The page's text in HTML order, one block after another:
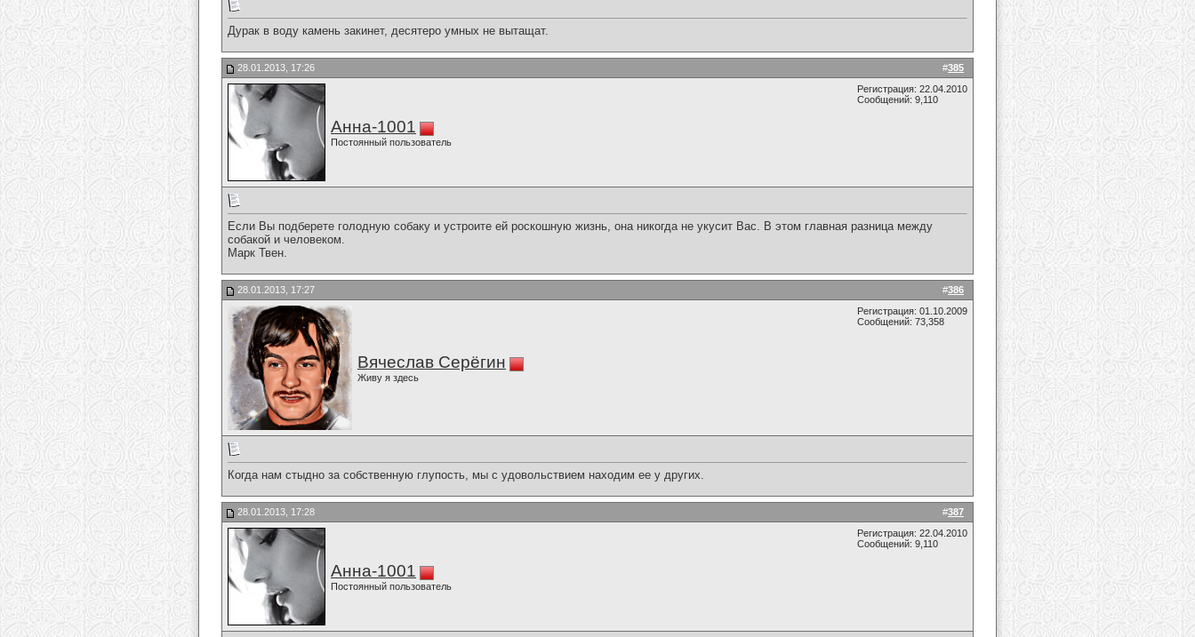
Дурак в воду камень закинет, десятеро умных не вытащат.
#385
28.01.2013, 17:26
Анна-1001
Постоянный пользователь
Регистрация: 22.04.2010
Сообщений: 9,110
Если Вы подберете голодную собаку и устроите ей роскошную жизнь, она никогда не укусит Вас. В этом главная разница между
собакой и человеком.
Марк Твен.
#386
28.01.2013, 17:27
Вячеслав Серёгин
Живу я здесь
Регистрация: 01.10.2009
Сообщений: 73,358
Когда нам стыдно за собственную глупость, мы с удовольствием находим ее у других.
#387
28.01.2013, 17:28
Анна-1001
Постоянный пользователь
Регистрация: 22.04.2010
Сообщений: 9,110